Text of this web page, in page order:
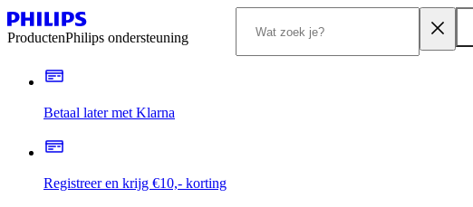
ProductenPhilips ondersteuning
Betaal later met Klarna
Registreer en krijg €10,- korting